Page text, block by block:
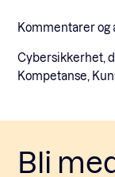
Kommentarer og
Cybersikkerhet,
Kompetanse,
Bli